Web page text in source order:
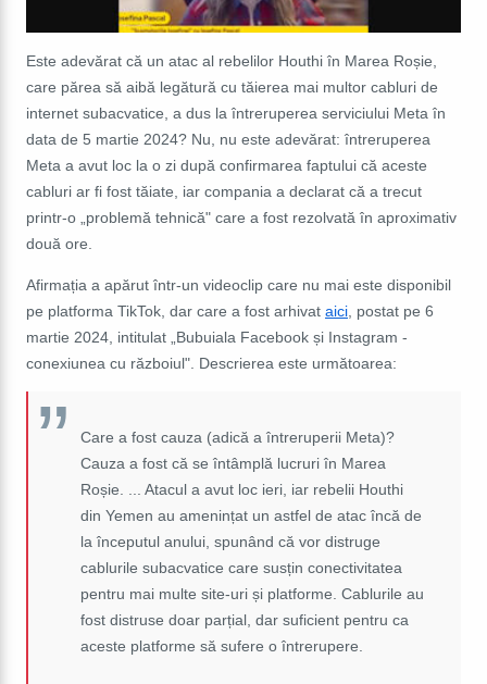
Este adevărat că un atac al rebelilor Houthi în Marea Roșie,
care părea să aibă legătură cu tăierea mai multor cabluri de
internet subacvatice, a dus la întreruperea serviciului Meta în
data de 5 martie 2024? Nu, nu este adevărat: întreruperea
Meta a avut loc la o zi după confirmarea faptului că aceste
cabluri ar fi fost tăiate, iar compania a declarat că a trecut
printr-o „problemă tehnică" care a fost rezolvată în aproximativ
două ore.
Afirmația a apărut într-un videoclip care nu mai este disponibil
pe platforma TikTok, dar care a fost arhivat aici , postat pe 6
martie 2024, intitulat „Bubuiala Facebook și Instagram -
conexiunea cu războiul". Descrierea este următoarea:
Care a fost cauza (adică a întreruperii Meta)?
Cauza a fost că se întâmplă lucruri în Marea
Roșie. ... Atacul a avut loc ieri, iar rebelii Houthi
din Yemen au amenințat un astfel de atac încă de
la începutul anului, spunând că vor distruge
cablurile subacvatice care susțin conectivitatea
pentru mai multe site-uri și platforme. Cablurile au
fost distruse doar parțial, dar suficient pentru ca
aceste platforme să sufere o întrerupere.